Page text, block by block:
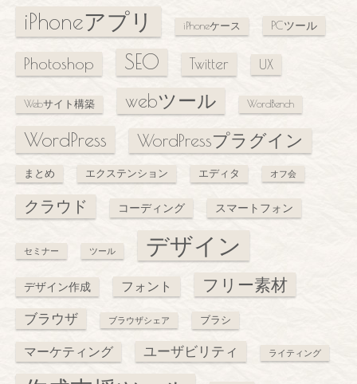
iPhoneアプリ
iPhoneケース PCツール
Photoshop SEO Twitter UX
Webサイト構築 webツール WordBench
WordPress WordPressプラグイン
まとめ エクステンション エディタ オフ会
クラウド コーディング スマートフォン
セミナー ツール デザイン
デザイン作成 フォント フリー素材
ブラウザ ブラウザシェア ブラシ
マーケティング ユーザビリティ ライティング